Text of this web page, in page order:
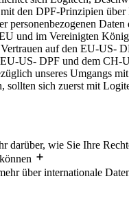
den DPF-Prinzipien über
personenbezogenen Daten
und im Vereinigten
auf den EU-US-
US- DPF und dem CH-
unseres Umgangs
sollten sich zuerst mit
darüber, wie Sie Ihre
über internationale